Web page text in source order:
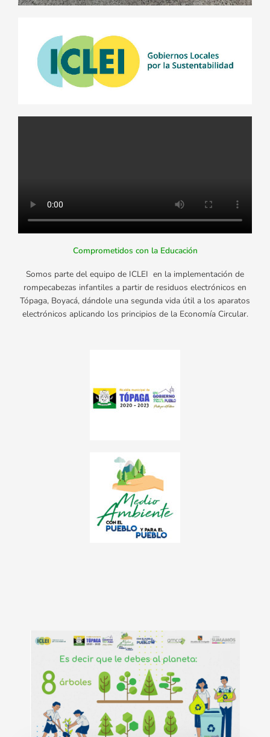
Comprometidos con la Educación
Somos parte del equipo de ICLEI en la implementación de
rompecabezas infantiles a partir de residuos electrónicos en
Tópaga, Boyacá, dándole una segunda vida útil a los aparatos
electrónicos aplicando los principios de la Economía Circular.